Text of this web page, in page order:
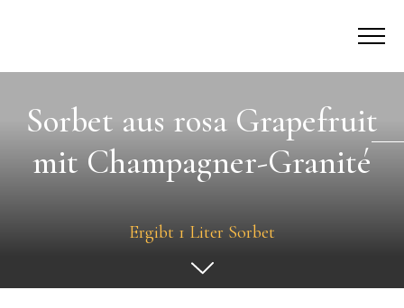
Sorbet aus rosa Grapefruit
mit Champagner-Granité
Ergibt 1 Liter Sorbet